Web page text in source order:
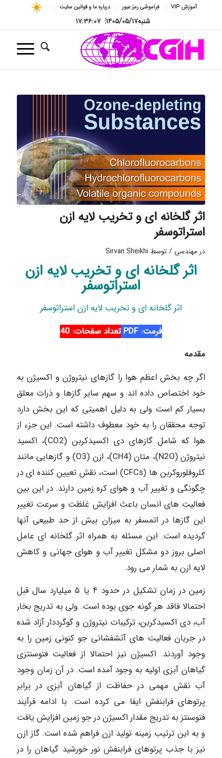
آموزش VIP فراموشی رمز عبور درباره ما و قوانین سایت
شنبه۱۴۰۵/۰۵/۱۷| ۱۷:۳۶:۰۸
اثر گلخانه ای و تخریب لایه ازن
استراتوسفر
در مهندسی / توسط Sirvan Sheikhi
اثر گلخانه ای و تخریب لایه ازن
استراتوسفر
اثر گلخانه ای و تخریب لایه ازن استراتوسفر
فرمت: PDF
تعداد صفحات: 40
مقدمه
اگر چه بخش اعظم هوا را گازهای نیتروژن و اکسیژن به
خود اختصاص داده اند و سهم سایر گازها و ذرات معلق
بسیار کم است ولی به دلیل اهمیتی که این بخش دارد
توجه محققان را به خود معطوف داشته است. این جزء از
هوا که شامل گازهای دی اکسیدکربن (CO2)، اکسید
نیتروژن (N2O)، متان (CH4)، ازن (O3) و گازهایی مانند
کلروفلوروکربن ها (CFCs) است، نقش تعیین کننده ای در
چگونگی و تغییر آب و هوای کره زمین دارند. در این بین
فعالیت های انسان باعث افزایش غلظت و سرعت تغییر
این گازها در اتمسفر به میزان بیش از حد طبیعی آنها
گردیده است. این مسئله به همراه اثر گلخانه ای عامل
اصلی بروز دو مشکل تغییر آب و هوای جهانی و کاهش
لایه ازن به شمار می رود.
زمین در زمان تشکیل در حدود ۴ یا ۵ میلیارد سال قبل
احتمالا فاقد هر گونه جوی بوده است. ولی به تدریج بخار
آب، دی اکسیدکربن، ترکیبات نیتروژن و گوگرددار آزاد شده
در جریان فعالیت های آتشفشانی جو کنونی زمین را به
وجود آوردند. اکسیژن نیز احتمالا از فعالیت فتوسنتزی
گیاهان آبزی اولیه به وجود آمده است. در آن زمان وجود
آب نقش مهمی در حفاظت از گیاهان آبزی در برابر
پرتوهای فرابنفش ایفا می کرده است. با ادامه فرآیند
فتوسنتز به تدریج مقدار اکسیژن در جو زمین افزایش یافت
و به این ترتیب زمینه تولید ازن فراهم شده است. گاز ازن
نیز با جذب پرتوهای فرابنفش نور خورشید گیاهان را در